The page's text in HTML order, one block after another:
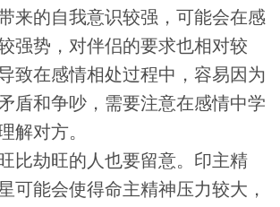
来的自我意识较强，可能会在感
强势，对伴侣的要求也相对较
致在感情相处过程中，容易因为
盾和争吵，需要注意在感情中学
解对方。
比劫旺的人也要留意。印主精
可能会使得命主精神压力较大，